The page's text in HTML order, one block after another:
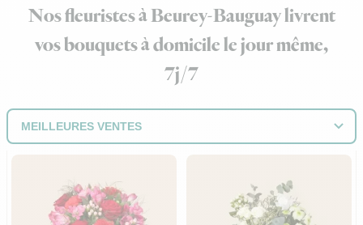
Nos fleuristes à Beurey-Bauguay livrent
vos bouquets à domicile le jour même,
7j/7